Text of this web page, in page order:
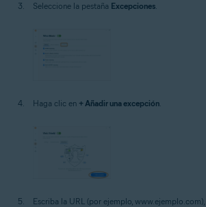
Seleccione la pestaña Excepciones.
Haga clic en + Añadir una excepción.
Escriba la URL (por ejemplo,